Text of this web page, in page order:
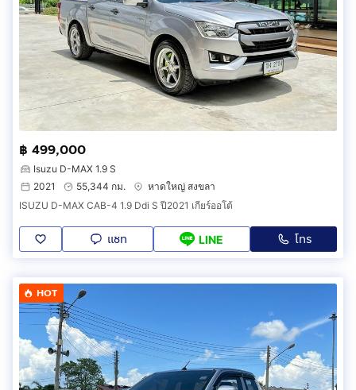
฿ 499,000
Isuzu D-MAX 1.9 S
2021
55,344 กม.
หาดใหญ่ สงขลา
ISUZU D-MAX CAB-4 1.9 Ddi S ปี2021 เกียร์ออโต้
แชท LINE โทร
HOT